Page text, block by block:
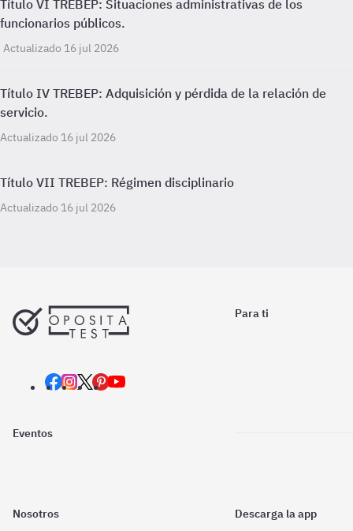
Título VI TREBEP: Situaciones administrativas de los
funcionarios públicos.
Actualizado 16 jul 2026
Título IV TREBEP: Adquisición y pérdida de la relación de
servicio.
Actualizado 16 jul 2026
Título VII TREBEP: Régimen disciplinario
Actualizado 16 jul 2026
Para ti
Eventos
Nosotros Descarga la app